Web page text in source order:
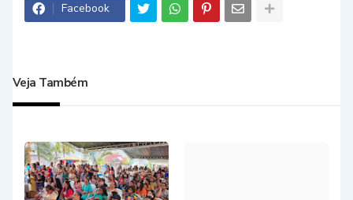
Facebook
Veja Também